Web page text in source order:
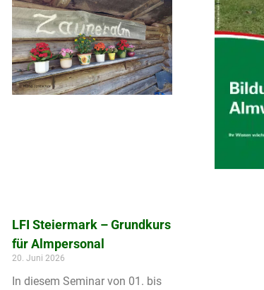
LFI Steiermark – Grundkurs
für Almpersonal
20. Juni 2026
In diesem Seminar von 01. bis